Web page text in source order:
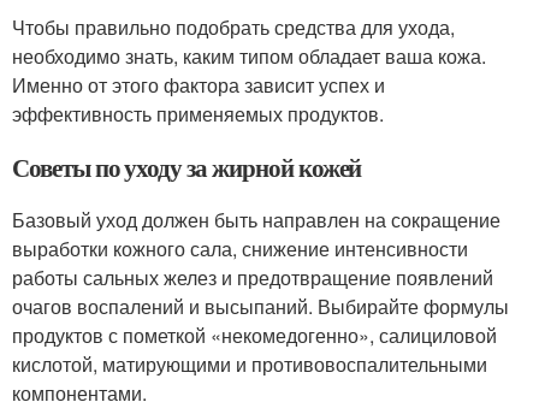
Чтобы правильно подобрать средства для ухода,
необходимо знать, каким типом обладает ваша кожа.
Именно от этого фактора зависит успех и
эффективность применяемых продуктов.
Советы по уходу за жирной кожей
Базовый уход должен быть направлен на сокращение
выработки кожного сала, снижение интенсивности
работы сальных желез и предотвращение появлений
очагов воспалений и высыпаний. Выбирайте формулы
продуктов с пометкой «некомедогенно», салициловой
кислотой, матирующими и противовоспалительными
компонентами.